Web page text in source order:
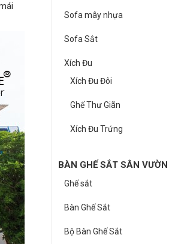
Sofa mây nhựa
Sofa Sắt
Xích Đu
Xích Đu Đôi
Ghế Thư Giãn
Xích Đu Trứng
BÀN GHẾ SẮT SÂN VƯỜN
Ghế sắt
Bàn Ghế Sắt
Bộ Bàn Ghế Sắt